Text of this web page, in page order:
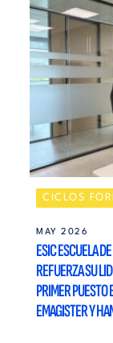
CICLOS
MAY 2026
ESIC ESCUELA
REFUERZA SU
PRIMER
EMAGISTER Y